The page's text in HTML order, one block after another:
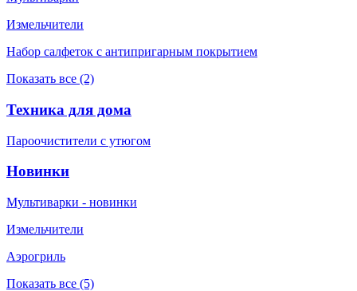
Измельчители
Набор салфеток с антипригарным покрытием
Показать все (2)
Техника для дома
Пароочистители с утюгом
Новинки
Мультиварки - новинки
Измельчители
Аэрогриль
Показать все (5)